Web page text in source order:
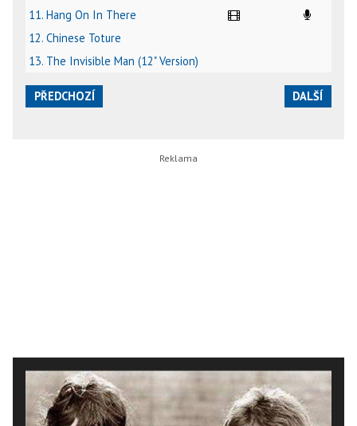
11. Hang On In There
12. Chinese Toture
13. The Invisible Man (12" Version)
PŘEDCHOZÍ DALŠÍ